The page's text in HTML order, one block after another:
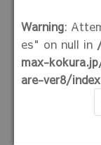
Warning:
es" on null in
max-
are-ver8/